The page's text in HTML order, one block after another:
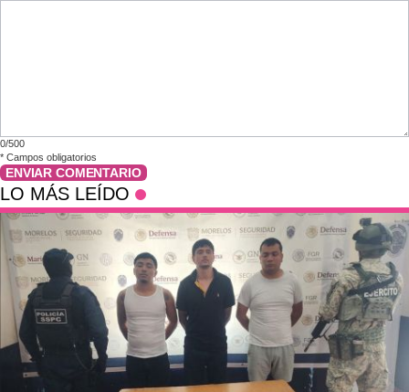
0/500
* Campos obligatorios
ENVIAR COMENTARIO
LO MÁS LEÍDO